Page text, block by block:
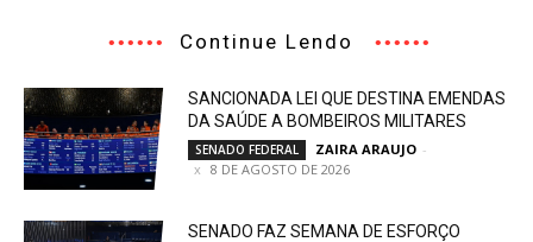
Continue Lendo
SANCIONADA LEI QUE DESTINA EMENDAS
DA SAÚDE A BOMBEIROS MILITARES
SENADO FEDERAL ZAIRA ARAUJO -
8 DE AGOSTO DE 2026
SENADO FAZ SEMANA DE ESFORÇO